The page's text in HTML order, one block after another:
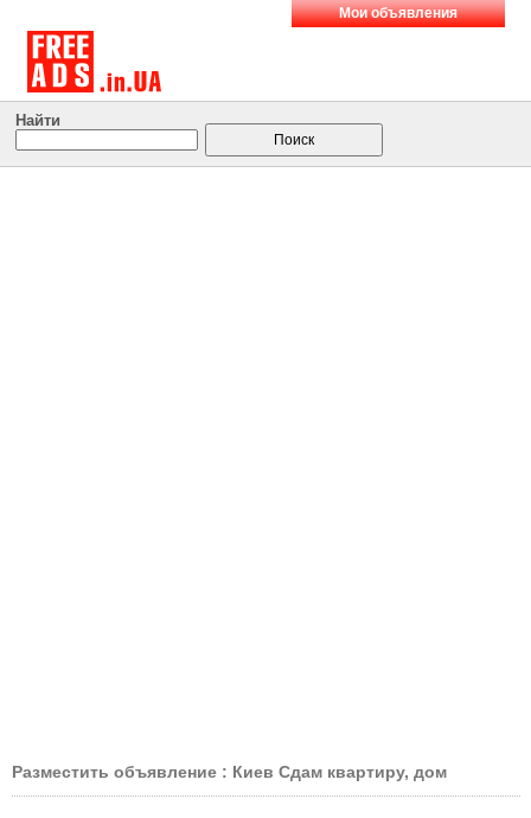
Мои объявления
Найти
Разместить объявление : Киев Сдам квартиру, дом